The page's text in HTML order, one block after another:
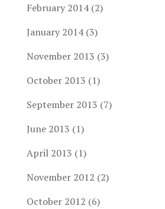
February 2014(2)
January 2014(3)
November 2013 (3)
October 2013 (1)
September 2013 (7)
June 2013 (1)
April 2013 (1)
November 2012 (2)
October 2012 (6)